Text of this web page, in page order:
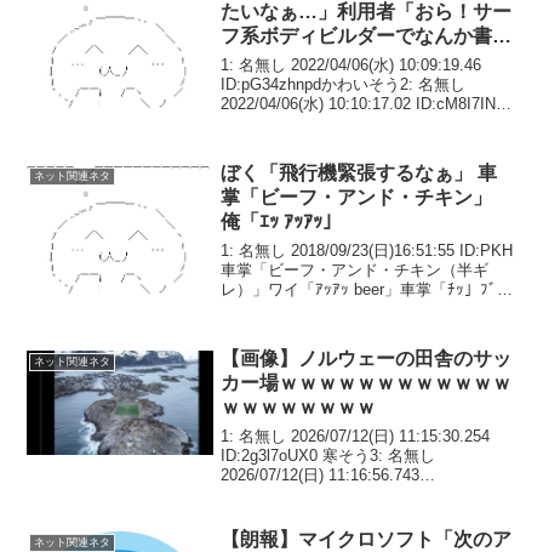
たいなぁ…」利用者「おら！サー
フ系ボディビルダーでなんか書
け！」
1: 名無し 2022/04/06(水) 10:09:19.46
ID:pG34zhnpdかわいそう2: 名無し
2022/04/06(水) 10:10:17.02 ID:cM8I7INsd
ネット関連ネタ
ぼく「飛行機緊張するなぁ」 車
掌「ビーフ・アンド・チキン」
俺「ｴｯ ｱｯｱｯ」
1: 名無し 2018/09/23(日)16:51:55 ID:PKH
車掌「ビーフ・アンド・チキン（半ギ
レ）」ワイ「ｱｯｱｯ beer」車掌「ﾁｯ」ﾌﾞﾛﾛ
ネット関連ネタ
【画像】ノルウェーの田舎のサッ
カー場ｗｗｗｗｗｗｗｗｗｗｗｗ
ｗｗｗｗｗｗｗｗ
1: 名無し 2026/07/12(日) 11:15:30.254
ID:2g3l7oUX0 寒そう3: 名無し
2026/07/12(日) 11:16:56.743
ネット関連ネタ
【朗報】マイクロソフト「次のア